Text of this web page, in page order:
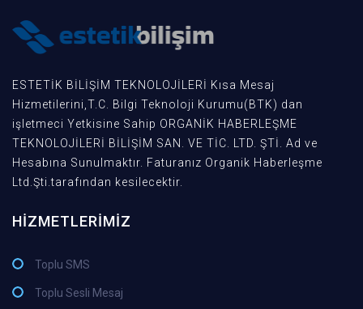
ESTETİK BİLİŞİM TEKNOLOJİLERİ Kısa Mesaj
Hizmetilerini,T.C. Bilgi Teknoloji Kurumu(BTK) dan
işletmeci Yetkisine Sahip ORGANİK HABERLEŞME
TEKNOLOJİLERİ BİLİŞİM SAN. VE TİC. LTD. ŞTİ. Ad ve
Hesabına Sunulmaktır. Faturanız Organik Haberleşme
Ltd.Şti.tarafından kesilecektir.
HIZMETLERIMIZ
Toplu SMS
Toplu Sesli Mesaj